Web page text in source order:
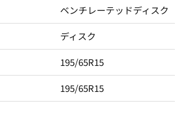
ベンチレーテッドディスク
ディスク
195/65R15
195/65R15